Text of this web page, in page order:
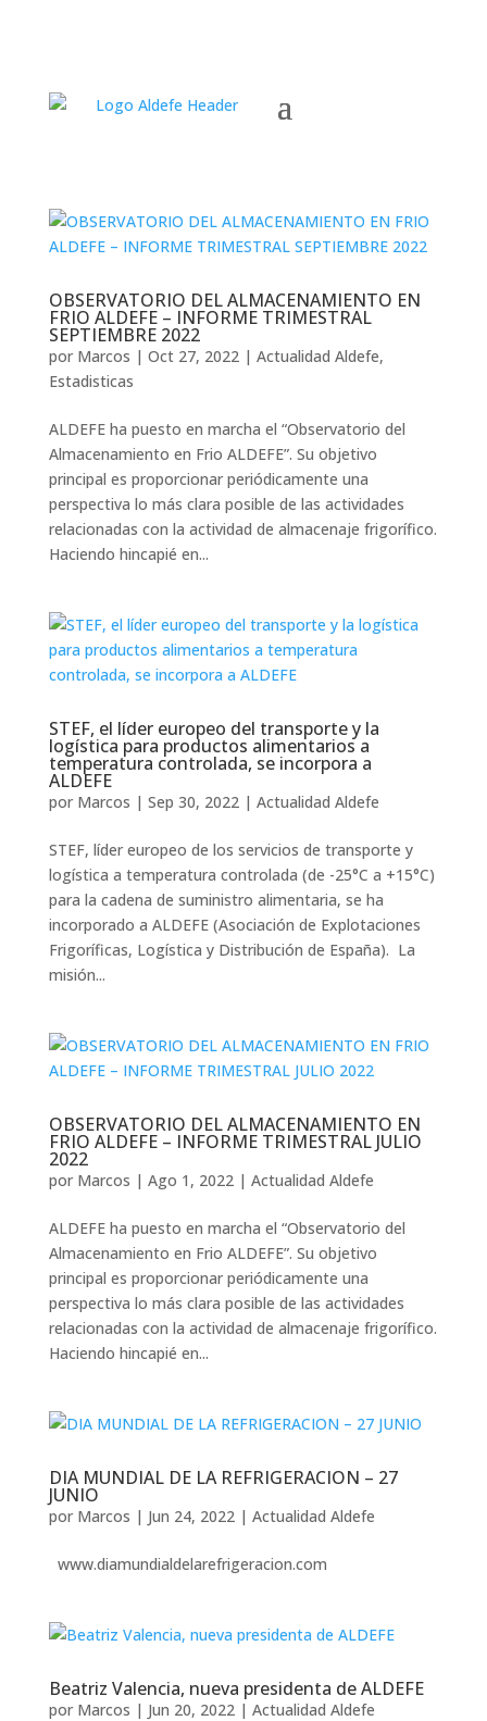
OBSERVATORIO DEL ALMACENAMIENTO EN
FRIO ALDEFE – INFORME TRIMESTRAL
SEPTIEMBRE 2022
por Marcos | Oct 27, 2022| Actualidad Aldefe,
Estadisticas
ALDEFE ha puesto en marcha el “Observatorio del
Almacenamiento en Frio ALDEFE”. Su objetivo
principal es proporcionar periódicamente una
perspectiva lo más clara posible de las actividades
relacionadas con la actividad de almacenaje frigorífico.
Haciendo hincapié en...
STEF, el líder europeo del transporte y la
logística para productos alimentarios a
temperatura controlada, se incorpora a
ALDEFE
por Marcos | Sep 30, 2022| Actualidad Aldefe
STEF, líder europeo de los servicios de transporte y
logística a temperatura controlada (de -25°C a +15°C)
para la cadena de suministro alimentaria, se ha
incorporado a ALDEFE (Asociación de Explotaciones
Frigoríficas, Logística y Distribución de España). La
misión...
OBSERVATORIO DEL ALMACENAMIENTO EN
FRIO ALDEFE – INFORME TRIMESTRAL JULIO
2022
por Marcos | Ago 1, 2022| Actualidad Aldefe
ALDEFE ha puesto en marcha el “Observatorio del
Almacenamiento en Frio ALDEFE”. Su objetivo
principal es proporcionar periódicamente una
perspectiva lo más clara posible de las actividades
relacionadas con la actividad de almacenaje frigorífico.
Haciendo hincapié en...
DIA MUNDIAL DE LA REFRIGERACION – 27
JUNIO
por Marcos | Jun 24, 2022| Actualidad Aldefe
www.diamundialdelarefrigeracion.com
Beatriz Valencia, nueva presidenta de ALDEFE
por Marcos | Jun 20, 2022| Actualidad Aldefe